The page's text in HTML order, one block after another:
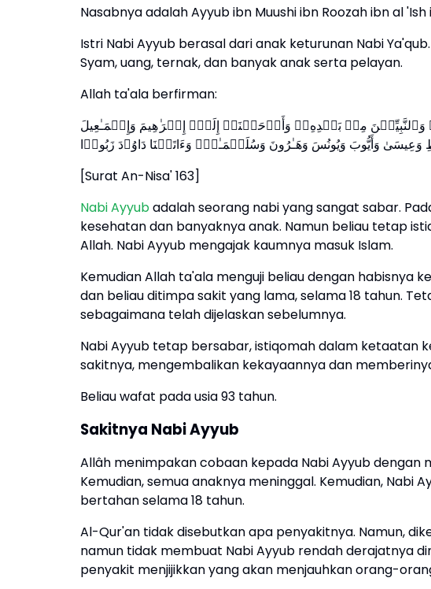
Nasabnya adalah Ayyub ibn Muushi ibn Roozah ibn al
Istri Nabi Ayyub berasal dari anak keturunan Nabi
Syam, uang, ternak, dan banyak anak serta pelayan.
Allah ta'ala berfirman:
مِنۢ بَعۡدِهِۦۚ وَأَوۡحَیۡنَاۤ إِلَىٰۤ إِبۡرَ ٰ⁠هِیمَ وَإِسۡمَـٰعِیلَ
وَأَیُّوبَ وَیُونُسَ وَهَـٰرُونَ وَسُلَیۡمَـٰنَۚ وَءَاتَیۡنَا دَاوُۥدَ زَبُورࣰا
[Surat An-Nisa' 163]
Nabi Ayyubadalah seorang nabi yang sangat sabar.
kesehatan dan banyaknya anak. Namun beliau tetap
Allah. Nabi Ayyub mengajak kaumnya masuk Islam.
Kemudian Allah ta'ala menguji beliau dengan habisnya
dan beliau ditimpa sakit yang lama, selama 18 tahun.
sebagaimana telah dijelaskan sebelumnya.
Nabi Ayyub tetap bersabar, istiqomah dalam ketaatan
sakitnya, mengembalikan kekayaannya dan
Beliau wafat pada usia 93 tahun.
Sakitnya Nabi Ayyub
Allâh menimpakan cobaan kepada Nabi Ayyub
Kemudian, semua anaknya meninggal. Kemudian, Nabi
bertahan selama 18 tahun.
Al-Qur'an tidak disebutkan apa penyakitnya. Namun,
namun tidak membuat Nabi Ayyub rendah derajatnya
penyakit menjijikkan yang akan menjauhkan orang-